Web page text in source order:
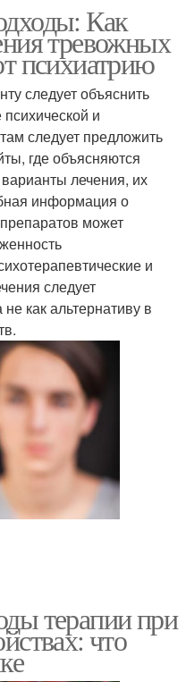
Как
тревожных
психиатрию
следует объяснить
и
следует предложить
где объясняются
лечения, их
информация о
может
и
следует
как альтернативу в
терапии при
что